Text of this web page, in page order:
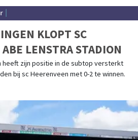
KLOPT SC
LENSTRA STADION
heeft zijn positie in de subtop versterkt
bij sc Heerenveen met 0-2 te winnen.